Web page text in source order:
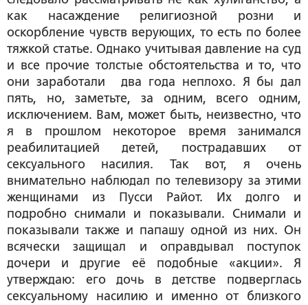
как насаждение религиозной розни и
оскорбление чувств верующих, то есть по более
тяжкой статье. Однако учитывая давление на суд
и все прочие толстые обстоятельства и то, что
они заработали два года неплохо. Я бы дал
пять, но, заметьте, за одним, всего одним,
исключением. Вам, может быть, неизвестно, что
я в прошлом некоторое время занимался
реабилитацией детей, пострадавших от
сексуального насилия. Так вот, я очень
внимательно наблюдал по телевизору за этими
женщинами из Пусси Райот. Их долго и
подробно снимали и показывали. Снимали и
показывали также и папашу одной из них. Он
всячески защищал и оправдывал поступок
дочери и другие её подобные «акции». Я
утверждаю: его дочь в детстве подверглась
сексуальному насилию и именно от близкого